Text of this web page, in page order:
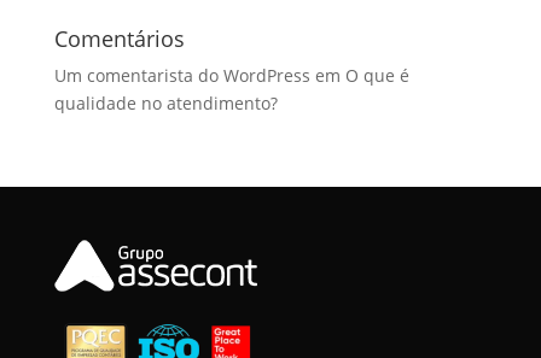
Comentários
Um comentarista do WordPress em O que é
qualidade no atendimento?